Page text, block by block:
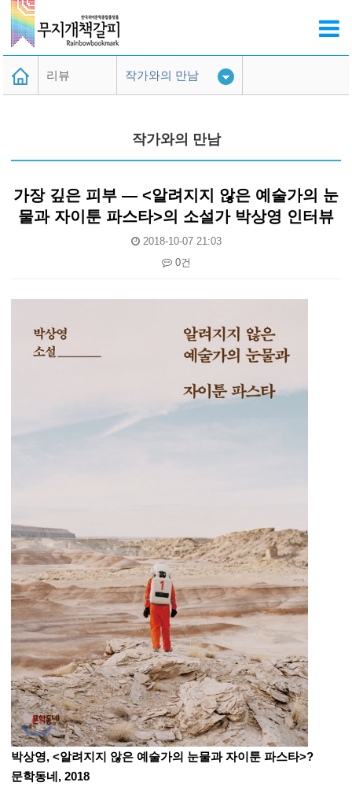
리뷰 작가와의 만남
전지적 퀴어시점
지난 게시글
작가와의 만남
가장 깊은 피부 ― <알려지지 않은 예술가의 눈
물과 자이툰 파스타>의 소설가 박상영 인터뷰
2018-10-07 21:03
0건
박상영, <알려지지 않은 예술가의 눈물과 자이툰 파스타>?
문학동네, 2018